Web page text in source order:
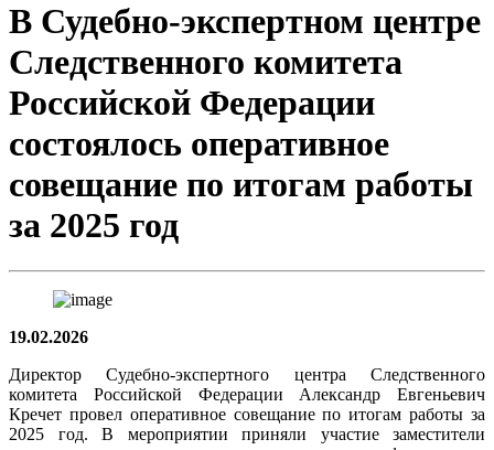
В Судебно-экспертном центре
Следственного комитета
Российской Федерации
состоялось оперативное
совещание по итогам работы
за 2025 год
19.02.2026
Директор Судебно-экспертного центра Следственного
комитета Российской Федерации Александр Евгеньевич
Кречет провел оперативное совещание по итогам работы за
2025 год. В мероприятии приняли участие заместители